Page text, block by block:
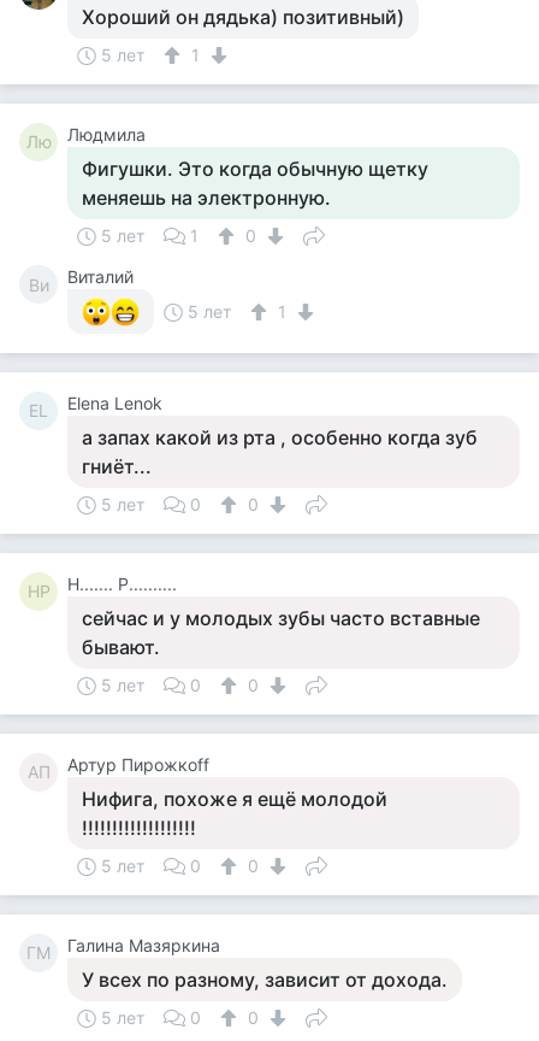
Хороший он дядька) позитивный)
5 лет 1
Лю Людмила
Фигушки. Это когда обычную щетку
меняешь на электронную.
5 лет 1 0
Ви
Виталий
5 лет
1
EL Elena Lenok
а запах какой из рта , особенно когда зуб
гниёт...
5 лет 0 0
НР Н....... Р..........
сейчас и у молодых зубы часто вставные
бывают.
5 лет 0 0
АП Артур Пирожкоff
Нифига, похоже я ещё молодой
!!!!!!!!!!!!!!!!!!!
5 лет 0 0
ГМ Галина Мазяркина
У всех по разному, зависит от дохода.
5 лет 0 0